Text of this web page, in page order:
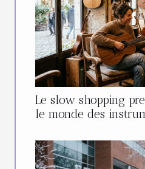
Le slow shopping
le monde des